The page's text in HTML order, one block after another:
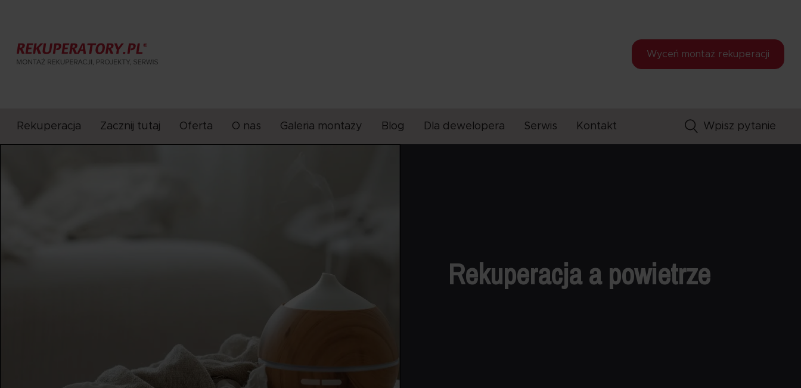
Wyceń montaż rekuperacji
Rekuperacja Zacznij tutaj Oferta O nas Galeria montaży Blog Dla dewelopera Serwis Kontakt
Rekuperacja a powietrze